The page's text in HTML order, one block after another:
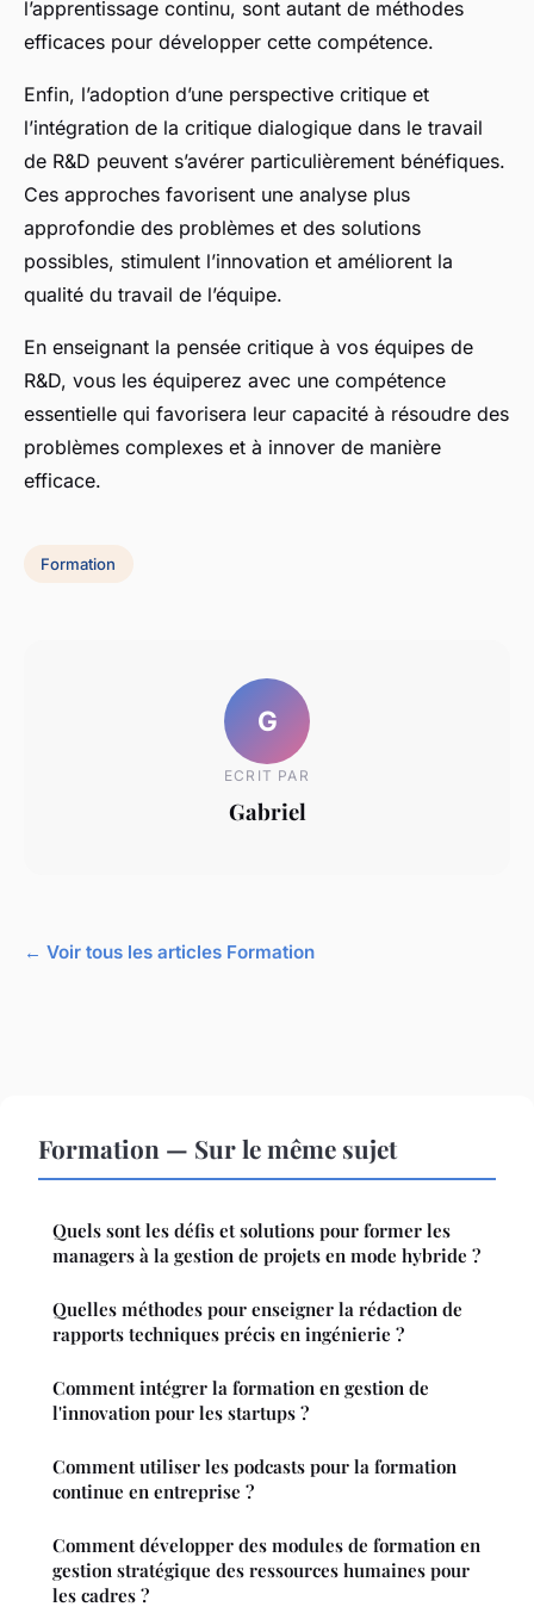
l’apprentissage continu, sont autant de méthodes
efficaces pour développer cette compétence.
Enfin, l’adoption d’une perspective critique et
l’intégration de la critique dialogique dans le travail
de R&D peuvent s’avérer particulièrement bénéfiques.
Ces approches favorisent une analyse plus
approfondie des problèmes et des solutions
possibles, stimulent l’innovation et améliorent la
qualité du travail de l’équipe.
En enseignant la pensée critique à vos équipes de
R&D, vous les équiperez avec une compétence
essentielle qui favorisera leur capacité à résoudre des
problèmes complexes et à innover de manière
efficace.
Formation
G
ECRIT PAR
Gabriel
← Voir tous les articles Formation
Formation — Sur le même sujet
Quels sont les défis et solutions pour former les
managers à la gestion de projets en mode hybride ?
Quelles méthodes pour enseigner la rédaction de
rapports techniques précis en ingénierie ?
Comment intégrer la formation en gestion de
l'innovation pour les startups ?
Comment utiliser les podcasts pour la formation
continue en entreprise ?
Comment développer des modules de formation en
gestion stratégique des ressources humaines pour
les cadres ?